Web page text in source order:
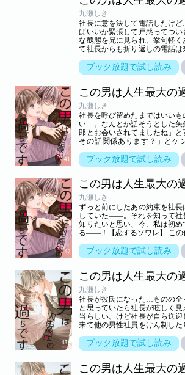
九瀬しき
社長に意を決して電話したけ
ばいいか緊張して戸惑ってつい
な醜態を兄に見られ、挙句軽く
て社長からも折り返しの電話
に収録されています。
ブック放題で試し読み
この男は人生最大の
九瀬しき
社長を呼び留めたまではいいも
い…。なんとか話そうとした矢
郎とお会いされてましたね」
その話関係あります？」とケ
レ」2021年Vol．5に収録されて
ブック放題で試し読み
この男は人生最大の
九瀬しき
ずっと前にしたあの約束を社長
していた――。それを知って社
知りたいと思い、今、私は初
る――！【恋するソワレ】 この
ブック放題で試し読み
この男は人生最大の
九瀬しき
社長が彼氏になった…ものの全
と思っていたら社長が眩しく
当らしい。けど社長が自ら送
来て他の男性社員をけん制した
るソワレ」2021年Vol．9に収録
ブック放題で試し読み
この男は人生最大の